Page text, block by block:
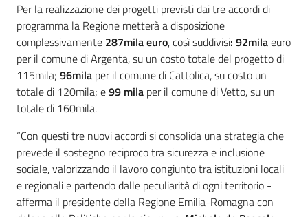
Per la realizzazione dei progetti previsti dai tre accordi di
programma la Regione metterà a disposizione
complessivamente 287mila euro, così suddivisi: 92milaeuro
per il comune di Argenta, su un costo totale del progetto di
115mila; 96mila per il comune di Cattolica, su costo un
totale di 120mila; e99 mila per il comune di Vetto, su un
totale di 160mila.
“Con questi tre nuovi accordi si consolida una strategia che
prevede il sostegno reciproco tra sicurezza e inclusione
sociale, valorizzando il lavoro congiunto tra istituzioni locali
e regionali e partendo dalle peculiarità di ogni territorio -
afferma il presidente della Regione Emilia-Romagna con